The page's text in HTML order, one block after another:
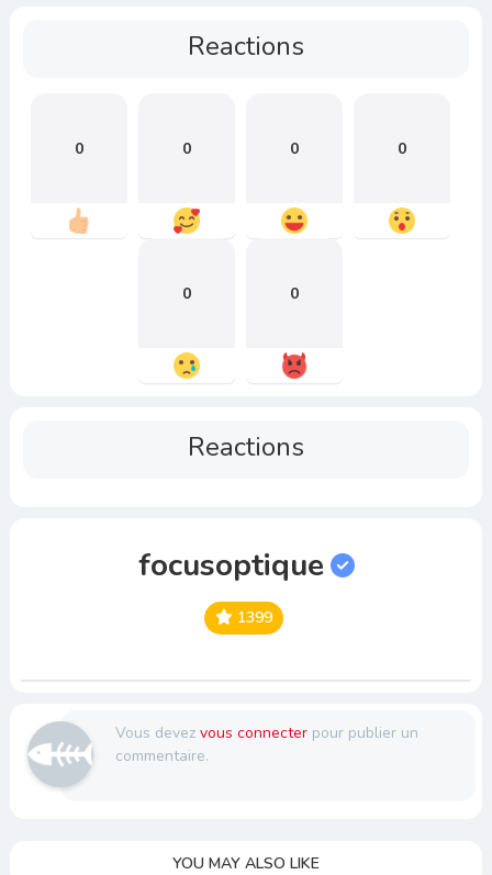
Reactions
0 0 0 0
0 0
Reactions
focusoptique
1399
Vous devez vous connecterpour publier un
commentaire.
YOU MAY ALSO LIKE